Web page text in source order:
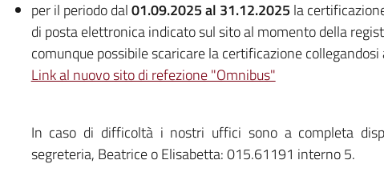
per il periodo dal01.09.2025 al 31.12.2025 la
di posta elettronica indicato sul sito al momento della
comunque possibile scaricare la certificazione collegandosi
Link al nuovo sito di refezione "Omnibus"
In caso di difficoltà i nostri uffici sono a completa
segreteria, Beatrice o Elisabetta: 015.61191 interno 5.